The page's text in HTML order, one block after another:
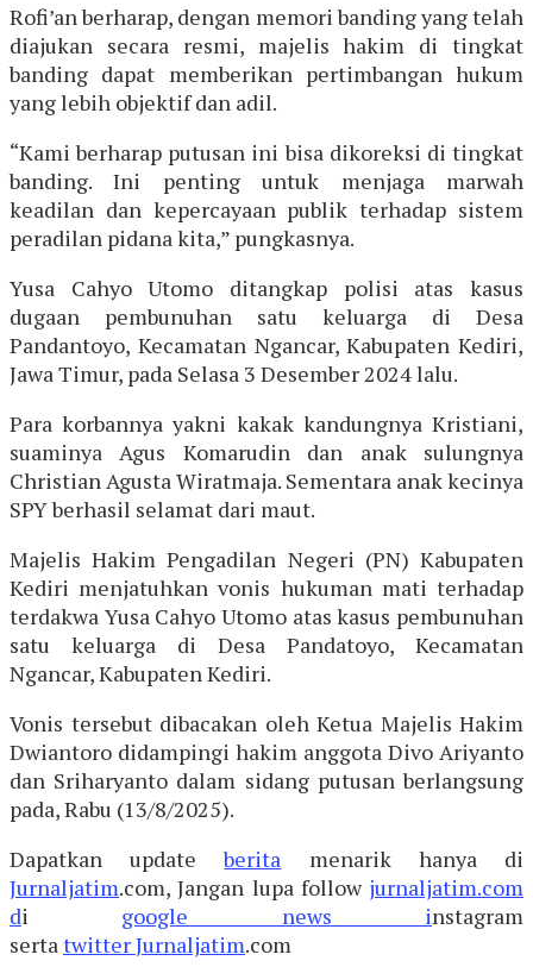
Rofi’an berharap, dengan memori banding yang telah
diajukan secara resmi, majelis hakim di tingkat
banding dapat memberikan pertimbangan hukum
yang lebih objektif dan adil.
“Kami berharap putusan ini bisa dikoreksi di tingkat
banding. Ini penting untuk menjaga marwah
keadilan dan kepercayaan publik terhadap sistem
peradilan pidana kita,” pungkasnya.
Yusa Cahyo Utomo ditangkap polisi atas kasus
dugaan pembunuhan satu keluarga di Desa
Pandantoyo, Kecamatan Ngancar, Kabupaten Kediri,
Jawa Timur, pada Selasa 3 Desember 2024 lalu.
Para korbannya yakni kakak kandungnya Kristiani,
suaminya Agus Komarudin dan anak sulungnya
Christian Agusta Wiratmaja. Sementara anak kecinya
SPY berhasil selamat dari maut.
Majelis Hakim Pengadilan Negeri (PN) Kabupaten
Kediri menjatuhkan vonis hukuman mati terhadap
terdakwa Yusa Cahyo Utomo atas kasus pembunuhan
satu keluarga di Desa Pandatoyo, Kecamatan
Ngancar, Kabupaten Kediri.
Vonis tersebut dibacakan oleh Ketua Majelis Hakim
Dwiantoro didampingi hakim anggota Divo Ariyanto
dan Sriharyanto dalam sidang putusan berlangsung
pada, Rabu (13/8/2025).
Dapatkan updateberita menarik hanya di
Jurnaljatim.com, Jangan lupa follow jurnaljatim.com
di google news instagram
serta twitterJurnaljatim.com